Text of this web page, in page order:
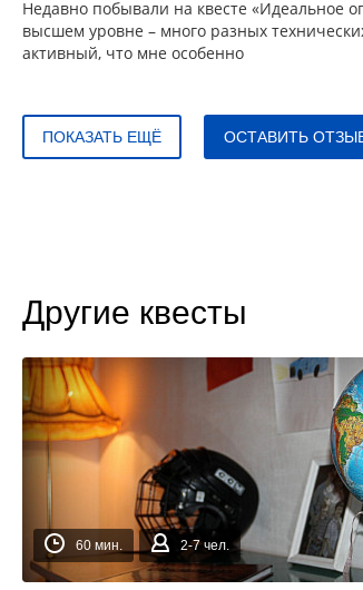
Недавно побывали на квесте «Идеальное
высшем уровне – много разных
активный, что мне особенно
ПОКАЗАТЬ ЕЩЁ ОСТАВИТЬ
Другие квесты
60 мин. 2-7 чел.